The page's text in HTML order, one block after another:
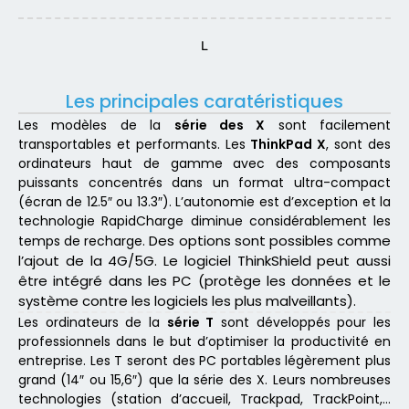
L
Les principales caratéristiques
Les modèles de la série des X sont facilement
transportables et performants. Les ThinkPad X, sont des
ordinateurs haut de gamme avec des composants
puissants concentrés dans un format ultra-compact
(écran de 12.5″ ou 13.3″). L’autonomie est d’exception et la
technologie RapidCharge diminue considérablement les
temps de recharge.Des options sont possibles comme
l’ajout de la 4G/5G. Le logiciel ThinkShield peut aussi
être intégré dans les PC (protège les données et le
système contre les logiciels les plus malveillants).
Les ordinateurs de la série T sont développés pour les
professionnels dans le but d’optimiser la productivité en
entreprise. Les T seront des PC portables légèrement plus
grand (14″ ou 15,6″) que la série des X. Leurs nombreuses
technologies (station d’accueil, Trackpad, TrackPoint,…